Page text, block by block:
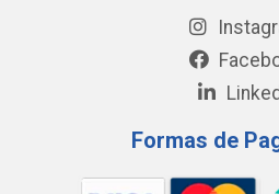
Formas de